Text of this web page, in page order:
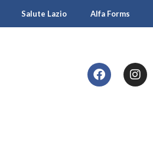
Salute Lazio Alfa Forms